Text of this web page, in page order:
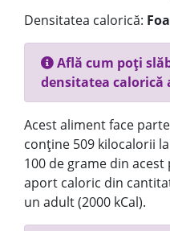
Densitatea calorică:
Află cum poți
densitatea calorică
Acest aliment face
conține 509 kilocalorii
100 de grame din
aport caloric din
un adult (2000 kCal).